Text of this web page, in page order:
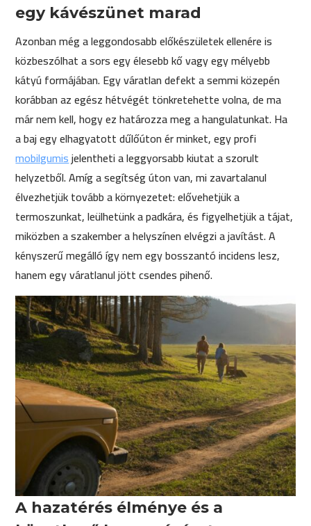
egy kávészünet marad
Azonban még a leggondosabb előkészületek ellenére is
közbeszólhat a sors egy élesebb kő vagy egy mélyebb
kátyú formájában. Egy váratlan defekt a semmi közepén
korábban az egész hétvégét tönkretehette volna, de ma
már nem kell, hogy ez határozza meg a hangulatunkat. Ha
a baj egy elhagyatott dűlőúton ér minket, egy profi
mobilgumisjelentheti a leggyorsabb kiutat a szorult
helyzetből. Amíg a segítség úton van, mi zavartalanul
élvezhetjük tovább a környezetet: elővehetjük a
termoszunkat, leülhetünk a padkára, és figyelhetjük a tájat,
miközben a szakember a helyszínen elvégzi a javítást. A
kényszerű megálló így nem egy bosszantó incidens lesz,
hanem egy váratlanul jött csendes pihenő.
A hazatérés élménye és a